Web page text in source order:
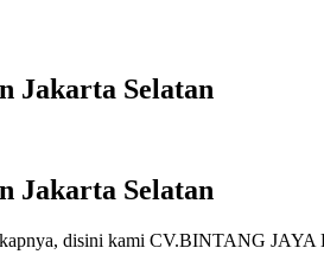
Jakarta Selatan
Jakarta Selatan
disini kami CV.BINTANG